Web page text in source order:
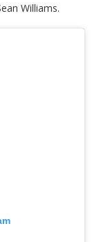
Williams.